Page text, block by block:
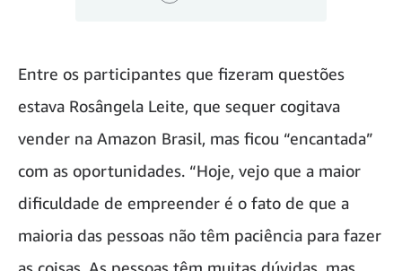
Entre os participantes que fizeram questões
estava Rosângela Leite, que sequer cogitava
vender na Amazon Brasil, mas ficou “encantada”
com as oportunidades. “Hoje, vejo que a maior
dificuldade de empreender é o fato de que a
maioria das pessoas não têm paciência para fazer